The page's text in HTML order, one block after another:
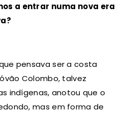
a entrar numa nova era
pensava ser a costa
Colombo, talvez
indígenas, anotou que o
mas em forma de